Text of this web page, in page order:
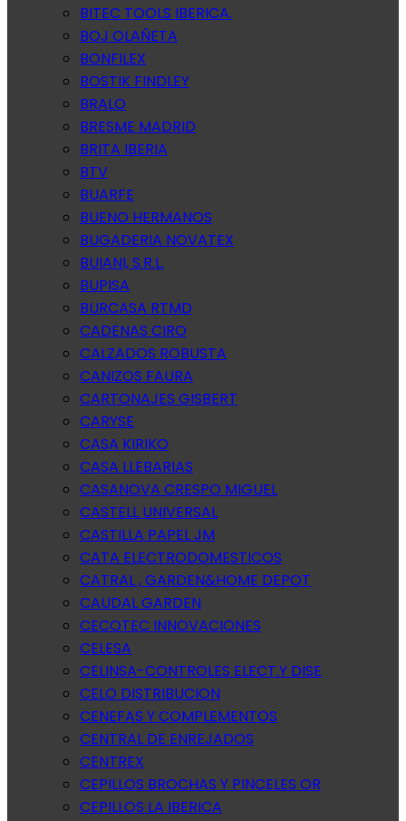
BITEC TOOLS IBERICA.
BOJ OLAÑETA
BONFILEX
BOSTIK FINDLEY
BRALO
BRESME MADRID
BRITA IBERIA
BTV
BUARFE
BUENO HERMANOS
BUGADERIA NOVATEX
BUIANI, S.R.L.
BUPISA
BURCASA RTMD
CADENAS CIRO
CALZADOS ROBUSTA
CANIZOS FAURA
CARTONAJES GISBERT
CARYSE
CASA KIRIKO
CASA LLEBARIAS
CASANOVA CRESPO MIGUEL
CASTELL UNIVERSAL
CASTILLA PAPEL JM
CATA ELECTRODOMESTICOS
CATRAL , GARDEN&HOME DEPOT
CAUDAL GARDEN
CECOTEC INNOVACIONES
CELESA
CELINSA-CONTROLES ELECT.Y DISE
CELO DISTRIBUCION
CENEFAS Y COMPLEMENTOS
CENTRAL DE ENREJADOS
CENTREX
CEPILLOS BROCHAS Y PINCELES OR
CEPILLOS LA IBERICA